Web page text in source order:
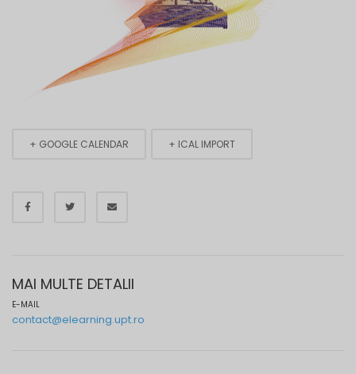
+ GOOGLE CALENDAR + ICAL IMPORT
MAI MULTE DETALII
E-MAIL
contact@elearning.upt.ro